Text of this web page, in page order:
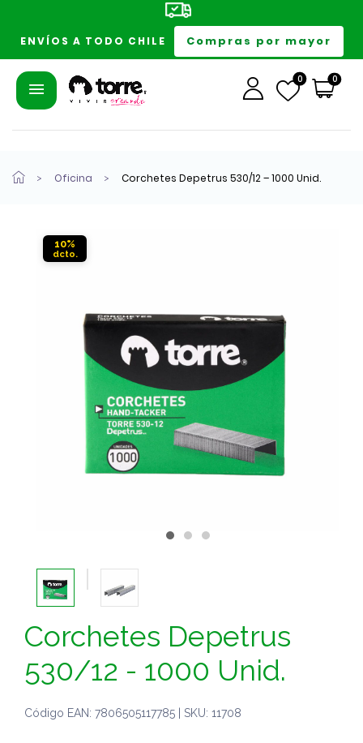
ENVÍOS A TODO CHILE Compras por mayor
0 0
Oficina Corchetes Depetrus 530/12 – 1000 Unid.
10%
Corchetes Depetrus
530/12 - 1000 Unid.
Código EAN: 7806505117785 | SKU: 11708